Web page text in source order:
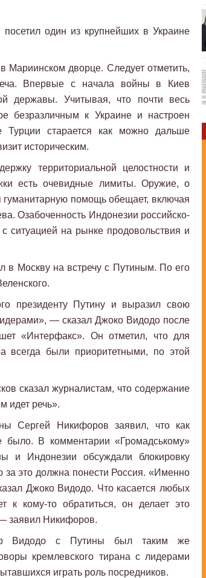
один из крупнейших в Украине
Мариинском дворце. Следует отметить,
Впервые с начала войны в Киев
державы. Учитывая, что почти весь
безразличным к Украине и настроен
Турции старается как можно дальше
историческим.
территориальной целостности и
есть очевидные лимиты. Оружие, о
гуманитарную помощь обещает, включая
Озабоченность Индонезии российско-
ситуацией на рынке продовольствия и
в Москву на встречу с Путиным. По его
президенту Путину и выразил свою
— сказал Джоко Видодо после
«Интерфакс». Он отметил, что для
всегда были приоритетными, по этой
сказал журналистам, что содержание
идет речь».
Сергей Никифоров заявил, что как
было. В комментарии «Громадському»
и Индонезии обсуждали блокировку
за это должна понести Россия. «Именно
Джоко Видодо. Что касается любых
к кому-то обратиться, он делает это
заявил Никифоров.
Видодо с Путины был таким же
кремлевского тирана с лидерами
играть роль посредников.